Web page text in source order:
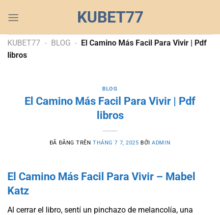
đến
dung
KUBET77
KUBET77 - BLOG - El Camino Más Facil Para Vivir | Pdf
libros
BLOG
El Camino Más Facil Para Vivir | Pdf
libros
ĐÃ ĐĂNG TRÊNTHÁNG 7 7, 2025 BỞIADMIN
El Camino Más Facil Para Vivir – Mabel
Katz
Al cerrar el libro, sentí un pinchazo de melancolía, una